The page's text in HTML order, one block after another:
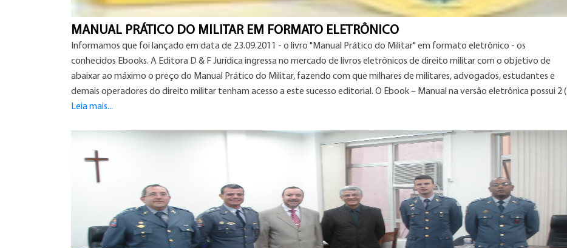
MANUAL PRÁTICO DO MILITAR EM FORMATO ELETRÔNICO
Informamos que foi lançado em data de 23.09.2011 - o livro "Manual Prático do Militar" em formato eletrônico - os
conhecidos Ebooks. A Editora D & F Jurídica ingressa no mercado de livros eletrônicos de direito militar com o objetivo de
abaixar ao máximo o preço do Manual Prático do Militar, fazendo com que milhares de militares, advogados, estudantes e
demais operadores do direito militar tenham acesso a este sucesso editorial. O Ebook – Manual na versão eletrônica possui 2 (
Leia mais...